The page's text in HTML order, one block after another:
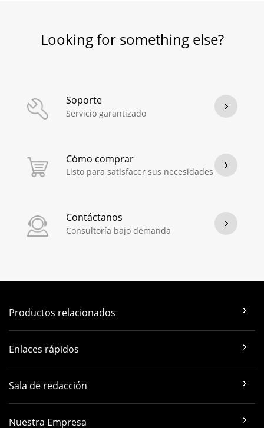
Looking for something else?
Soporte
Servicio garantizado
Cómo comprar
Listo para satisfacer sus necesidades
Contáctanos
Consultoría bajo demanda
Productos relacionados
Enlaces rápidos
Sala de redacción
Nuestra Empresa